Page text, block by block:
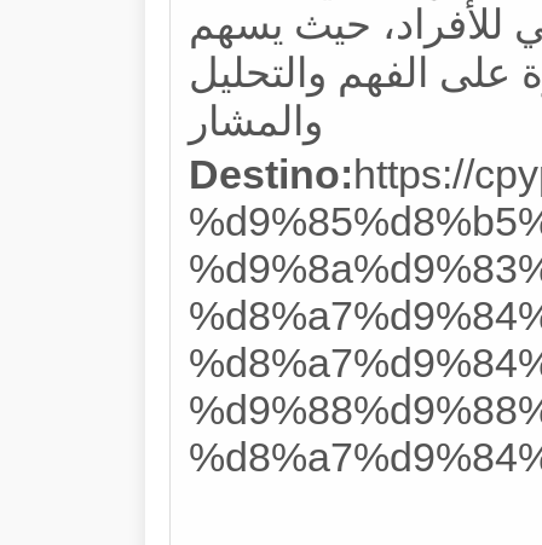
للأفراد، حيث يسهم
الفهم والتحليل
والمشار
Destino:https://